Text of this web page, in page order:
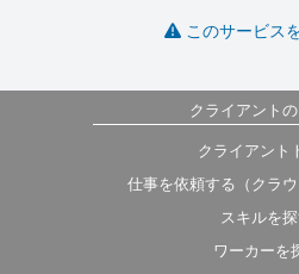
このサービス
クライアント
クライアント
仕事を依頼する（クラウ
スキルを
ワーカーを